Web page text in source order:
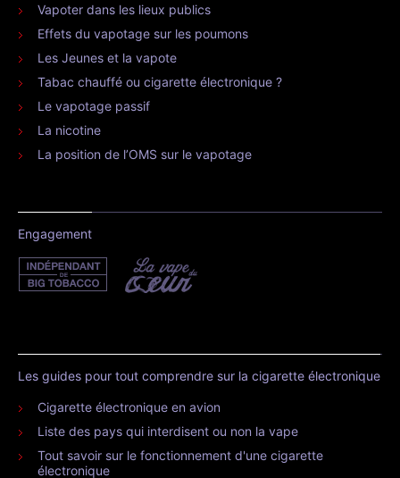
Vapoter dans les lieux publics
Effets du vapotage sur les poumons
Les Jeunes et la vapote
Tabac chauffé ou cigarette électronique ?
Le vapotage passif
La nicotine
La position de l’OMS sur le vapotage
Engagement
Les guides pour tout comprendre sur la cigarette électronique
Cigarette électronique en avion
Liste des pays qui interdisent ou non la vape
Tout savoir sur le fonctionnement d'une cigarette
électronique